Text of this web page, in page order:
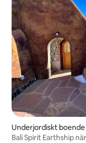
Underjordiskt boende
Bali Spirit Earthship